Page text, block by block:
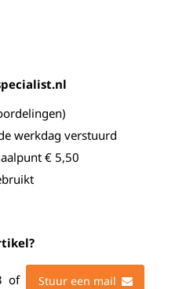
werkdag verstuurd
€ 5,50
of Stuur een mail